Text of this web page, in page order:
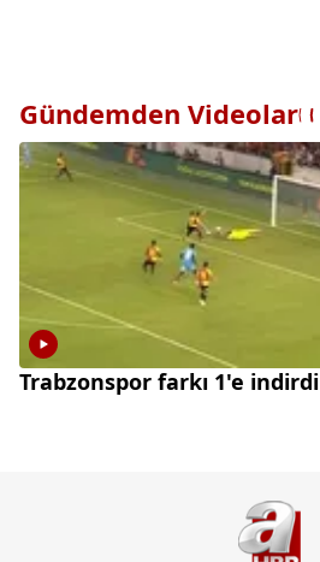
Gündemden Videolar
Trabzonspor farkı 1'e indirdi